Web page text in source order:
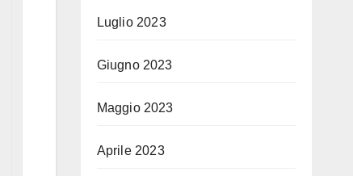
Luglio 2023
Giugno 2023
Maggio 2023
Aprile 2023